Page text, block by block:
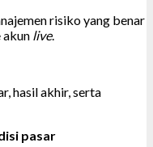
risiko yang benar
akun live.
hasil akhir, serta
pasar